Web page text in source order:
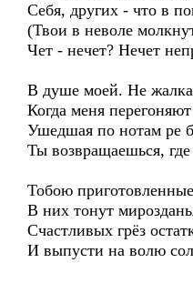
Себя, других - что в
(Твои в неволе
Чет - нечет? Нечет
В душе моей. Не
Когда меня
Ушедшая по нотам ре
Ты возвращаешься,
Тобою
В них тонут
Счастливых грёз
И выпусти на волю